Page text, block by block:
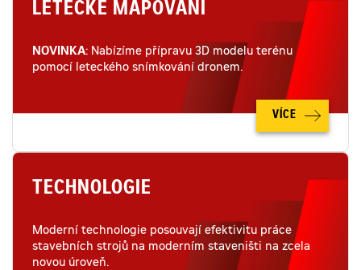
LETECKÉ MAPOVÁNÍ
NOVINKA: Nabízíme přípravu 3D modelu terénu
pomocí leteckého snímkování dronem.
VÍCE
TECHNOLOGIE
Moderní technologie posouvají efektivitu práce
stavebních strojů na moderním staveništi na zcela
novou úroveň.